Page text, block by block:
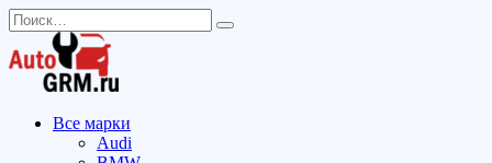
Перейти
к
содержанию
Search
for:
Все марки
Audi